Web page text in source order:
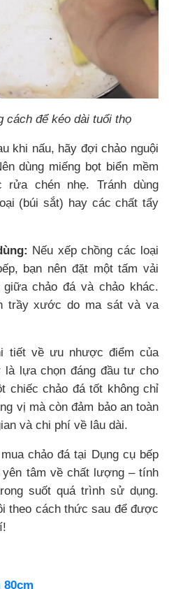
cách để kéo dài tuổi thọ
khi nấu, hãy đợi chảo nguội
dùng miếng bọt biển mềm
chén nhẹ. Tránh dùng
(búi sắt) hay các chất tẩy
Nếu xếp chồng các loại
bạn nên đặt một tấm vải
chảo đá và chảo khác.
trầy xước do ma sát và va
tiết về ưu nhược điểm của
là lựa chọn đáng đầu tư cho
chiếc chảo đá tốt không chỉ
vị mà còn đảm bảo an toàn
và chi phí về lâu dài.
chảo đá tại Dụng cụ bếp
yên tâm về chất lượng – tính
suốt quá trình sử dụng.
theo cách thức sau để được
80cm